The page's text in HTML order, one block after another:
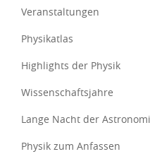
Veranstaltungen
Physikatlas
Highlights der Physik
Wissenschaftsjahre
Lange Nacht der
Physik zum Anfassen